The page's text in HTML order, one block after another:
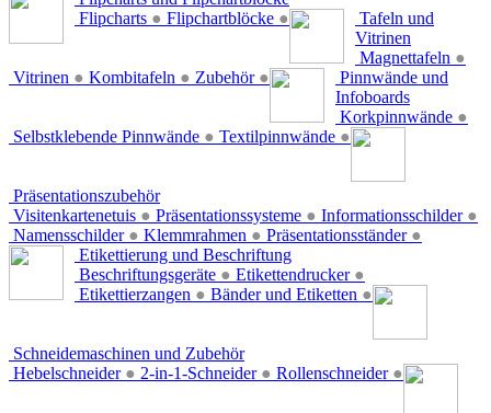
Flipcharts ● Flipchartblöcke ●
Tafeln und
Vitrinen
Magnettafeln ●
Vitrinen ● Kombitafeln ● Zubehör ●
Pinnwände und
Infoboards
Korkpinnwände ●
Selbstklebende Pinnwände ● Textilpinnwände ●
Präsentationszubehör
Visitenkartenetuis ● Präsentationssysteme ● Informationsschilder ●
Namensschilder ● Klemmrahmen ● Präsentationsständer ●
Etikettierung und Beschriftung
Beschriftungsgeräte ● Etikettendrucker ●
Etikettierzangen ● Bänder und Etiketten ●
Schneidemaschinen und Zubehör
Hebelschneider ● 2-in-1-Schneider ● Rollenschneider ●